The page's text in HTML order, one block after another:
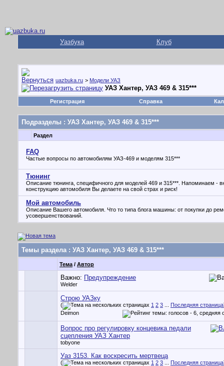
Уазбука Клуб
uazbuka.ru > Модели УАЗ
УАЗ Хантер, УАЗ 469 & 315***
Регистрация Справка
Подразделы : УАЗ Хантер, УАЗ 469 & 315***
Раздел
FAQ
Частые вопросы по автомобилям УАЗ-469 и моделям 315***
Тюнинг
Описание тюнинга, специфичного для моделей 469 и 315***. Напоминаем -
конструкцию автомобиля Вы делаете на свой страх и риск!
Мой автомобиль
Описание Вашего автомобиля. Что то типа блога машины: от покупки до
усовершенствований.
Темы раздела: УАЗ Хантер, УАЗ 469 & 315***
Тема / Автор
Важно: Предупреждение
Welder
Строю УАЗку
( 1 2 3 Последняя страница
Deimon
Вопрос про регулировку концевика педали
сцепления УАЗ Хантер
tobyone
Уаз 3153. Как воскресить мертвеца
( 1 2 3 Последняя страница